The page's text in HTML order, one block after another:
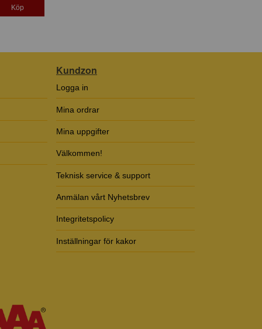
Köp
Kundzon
Logga in
Mina ordrar
Mina uppgifter
Välkommen!
Teknisk service & support
Anmälan vårt Nyhetsbrev
Integritetspolicy
Inställningar för kakor